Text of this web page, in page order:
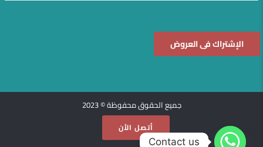
جميع الحقوق محفوظة © 2023
أتصل الأن
Contact us